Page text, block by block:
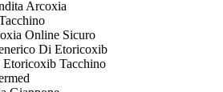
Arcoxia
Online Sicuro
Di Etoricoxib
Tacchino